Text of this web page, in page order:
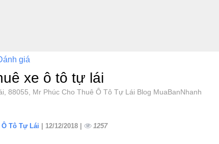
giá
xe ô tô tự lái
88055, Mr Phúc Cho Thuê Ô Tô Tự Lái Blog MuaBanNhanh
Tô Tự Lái | 12/12/2018 | 1257